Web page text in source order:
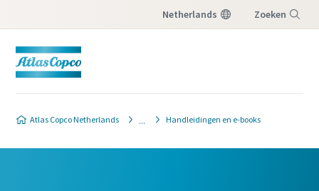
Netherlands Zoeken
Atlas Copco Netherlands Handleidingen en e-books